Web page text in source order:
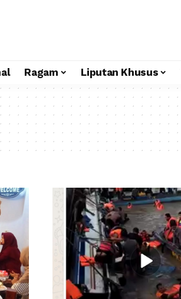
Ragam Liputan Khusus